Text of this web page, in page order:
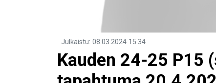
Julkaistu: 08.03.2024 15.34
Kauden 24-25 P15